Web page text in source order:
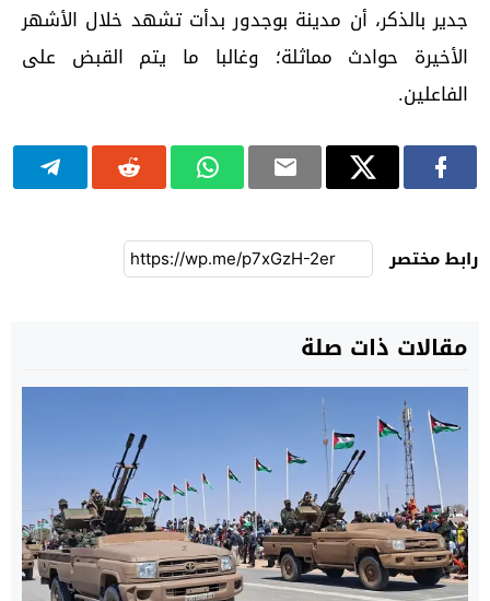
جدير بالذكر، أن مدينة بوجدور بدأت تشهد خلال الأشهر
الأخيرة حوادث مماثلة؛ وغالبا ما يتم القبض على
الفاعلين.
رابط مختصر
مقالات ذات صلة